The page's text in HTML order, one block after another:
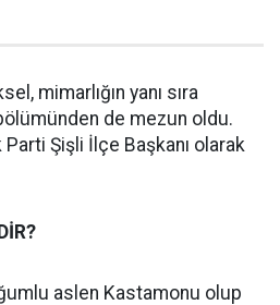
mimarlığın yanı sıra
de mezun oldu.
Şişli İlçe Başkanı olarak
aslen Kastamonu olup